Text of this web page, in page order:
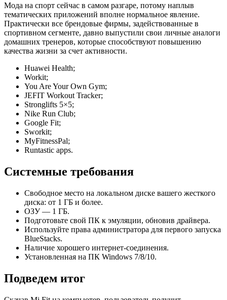
Мода на спорт сейчас в самом разгаре, потому наплыв
тематических приложений вполне нормальное явление.
Практически все брендовые фирмы, задействованные в
спортивном сегменте, давно выпустили свои личные аналоги
домашних тренеров, которые способствуют повышению
качества жизни за счет активности.
Huawei Health;
Workit;
You Are Your Own Gym;
JEFIT Workout Tracker;
Stronglifts 5×5;
Nike Run Club;
Google Fit;
Sworkit;
MyFitnessPal;
Runtastic apps.
Системные требования
Свободное место на локальном диске вашего жесткого
диска: от 1 ГБ и более.
ОЗУ — 1 ГБ.
Подготовьте свой ПК к эмуляции, обновив драйвера.
Используйте права администратора для первого запуска
BlueStacks.
Наличие хорошего интернет-соединения.
Установленная на ПК Windows 7/8/10.
Подведем итог